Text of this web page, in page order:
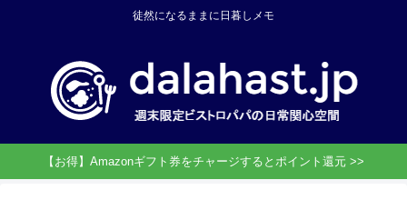
徒然になるままに日暮しメモ
【お得】Amazonギフト券をチャージするとポイント還元 >>